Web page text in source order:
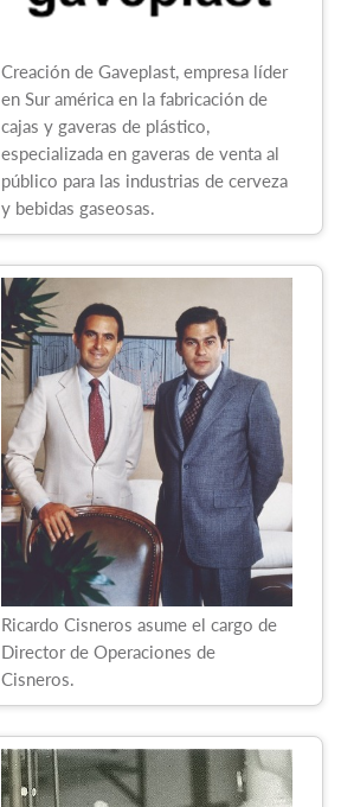
Creación de Gaveplast, empresa líder
en Sur américa en la fabricación de
cajas y gaveras de plástico,
especializada en gaveras de venta al
público para las industrias de cerveza
y bebidas gaseosas.
Ricardo Cisneros asume el cargo de
Director de Operaciones de
Cisneros.